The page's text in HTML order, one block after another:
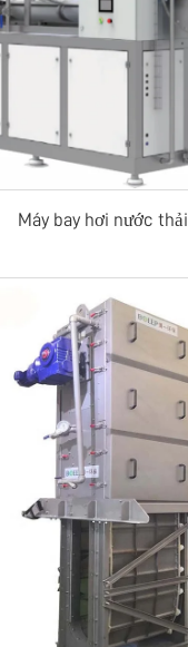
Máy bay hơi nước thải